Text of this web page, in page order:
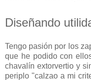
Diseñando
Tengo pasión por los
que he podido con
chavalín extorvertio y
periplo "calzao a mi